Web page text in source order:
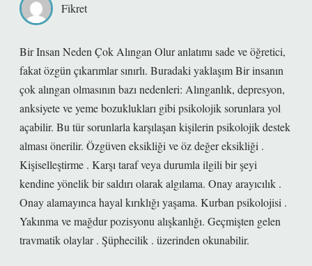
Fikret
Bir Insan Neden Çok Alıngan Olur anlatımı sade ve öğretici,
fakat özgün çıkarımlar sınırlı. Buradaki yaklaşım Bir insanın
çok alıngan olmasının bazı nedenleri: Alınganlık, depresyon,
anksiyete ve yeme bozuklukları gibi psikolojik sorunlara yol
açabilir. Bu tür sorunlarla karşılaşan kişilerin psikolojik destek
alması önerilir. Özgüven eksikliği ve öz değer eksikliği .
Kişiselleştirme . Karşı taraf veya durumla ilgili bir şeyi
kendine yönelik bir saldırı olarak algılama. Onay arayıcılık .
Onay alamayınca hayal kırıklığı yaşama. Kurban psikolojisi .
Yakınma ve mağdur pozisyonu alışkanlığı. Geçmişten gelen
travmatik olaylar . Şüphecilik . üzerinden okunabilir.